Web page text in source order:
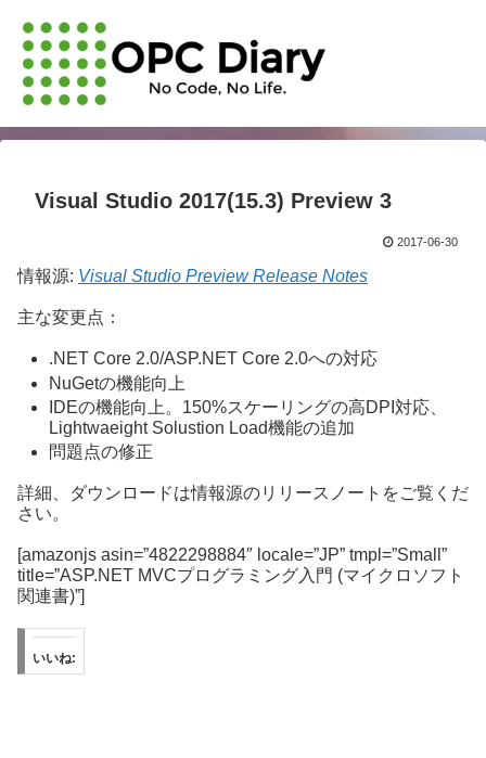
Visual Studio 2017(15.3) Preview 3
2017-06-30
情報源: Visual Studio Preview Release Notes
主な変更点：
.NET Core 2.0/ASP.NET Core 2.0への対応
NuGetの機能向上
IDEの機能向上。150%スケーリングの高DPI対応、
Lightwaeight Solustion Load機能の追加
問題点の修正
詳細、ダウンロードは情報源のリリースノートをご覧くだ
さい。
[amazonjs asin=”4822298884″ locale=”JP” tmpl=”Small”
title=”ASP.NET MVCプログラミング入門 (マイクロソフト
関連書)”]
いいね: